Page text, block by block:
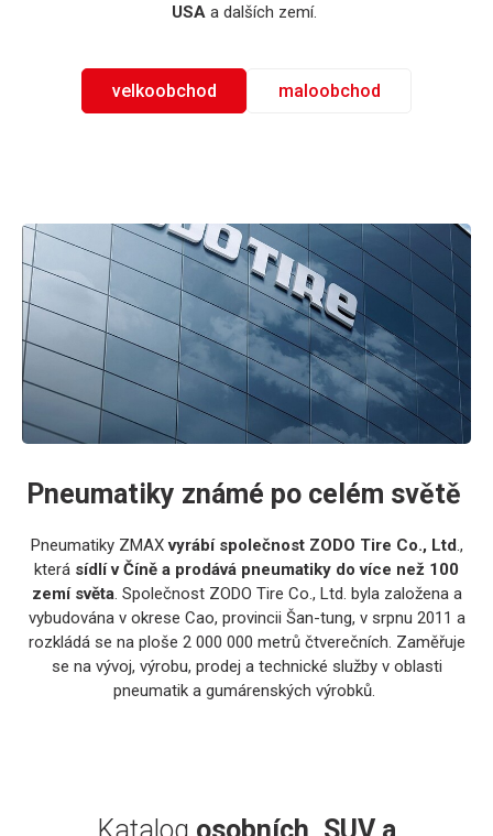
USA a dalších zemí.
velkoobchod maloobchod
Pneumatiky známé po celém světě
Pneumatiky ZMAXvyrábí společnost ZODO Tire Co., Ltd.,
která sídlí v Číně a prodává pneumatiky do více než 100
zemí světa. Společnost ZODO Tire Co., Ltd. byla založena a
vybudována v okrese Cao, provincii Šan-tung, v srpnu 2011 a
rozkládá se na ploše 2 000 000 metrů čtverečních. Zaměřuje
se na vývoj, výrobu, prodej a technické služby v oblasti
pneumatik a gumárenských výrobků.